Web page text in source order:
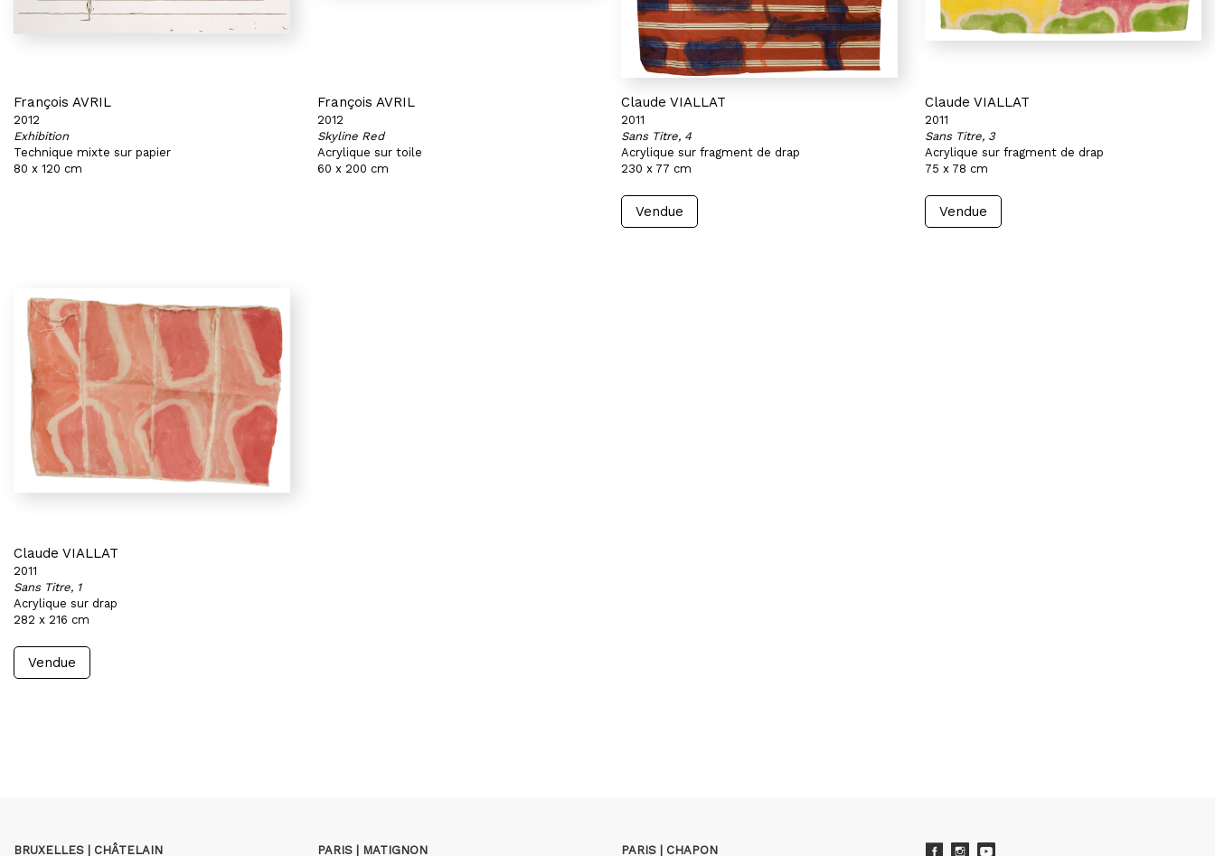
François AVRIL
2012
Exhibition
Technique mixte sur papier
80 x 120 cm
François AVRIL
2012
Skyline Red
Acrylique sur toile
60 x 200 cm
Claude VIALLAT
2011
Sans Titre, 4
Acrylique sur fragment de drap
230 x 77 cm
Vendue
Claude VIALLAT
2011
Sans Titre, 3
Acrylique sur fragment de drap
75 x 78 cm
Vendue
Claude VIALLAT
2011
Sans Titre, 1
Acrylique sur drap
282 x 216 cm
Vendue
BRUXELLES | CHÂTELAIN PARIS | MATIGNON PARIS | CHAPON